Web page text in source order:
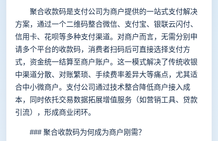
聚合收款码是支付公司为商户提供的一站式支付解决
方案，通过一个二维码整合微信、支付宝、银联云闪付、
信用卡、花呗等多种支付渠道。对商户而言，无需分别申
请多个平台的收款码，消费者扫码后可直接选择支付方
式，资金统一结算至商户账户。这一模式解决了传统收银
中渠道分散、对账繁琐、手续费率差异大等痛点，尤其适
合中小微商户。支付公司通过技术整合降低商户接入成
本，同时依托交易数据拓展增值服务（如营销工具、贷款
引流），形成商业闭环。
### 聚合收款码为何成为商户刚需？